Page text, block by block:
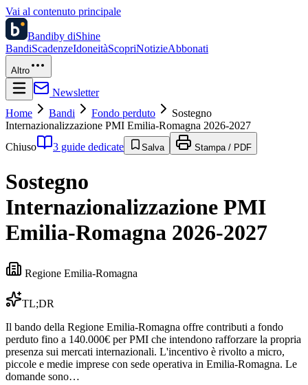
Vai al contenuto principale
Bandiby diShine
BandiScadenzeIdoneitàScopriNotizieAbbonati
Altro
Newsletter
Home
Bandi Fondo perduto
Sostegno
Internazionalizzazione PMI Emilia-Romagna 2026-2027
Chiuso
3 guide dedicate Salva Stampa / PDF
Sostegno
Internazionalizzazione PMI
Emilia-Romagna 2026-2027
Regione Emilia-Romagna
TL;DR
Il bando della Regione Emilia-Romagna offre contributi a fondo
perduto fino a 140.000€ per PMI che intendono rafforzare la propria
presenza sui mercati internazionali. L'incentivo è rivolto a micro,
piccole e medie imprese con sede operativa in Emilia-Romagna. Le
domande sono…